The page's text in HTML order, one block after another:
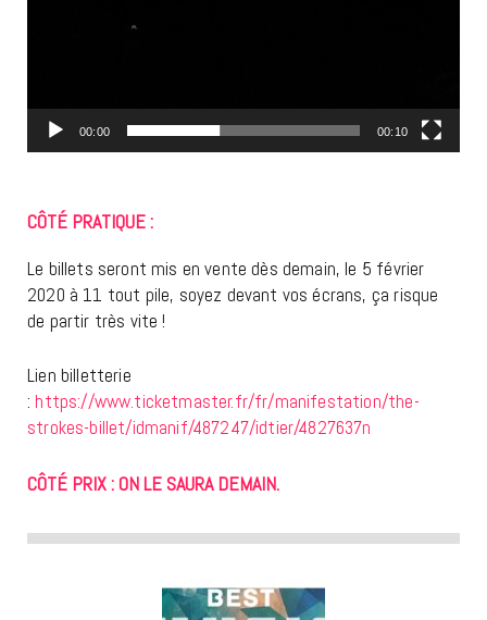
00:00 00:10
CÔTÉ PRATIQUE :
Le billets seront mis en vente dès demain, le 5 février
2020 à 11 tout pile, soyez devant vos écrans, ça risque
de partir très vite !
Lien billetterie
: https://www.ticketmaster.fr/fr/manifestation/the-
strokes-billet/idmanif/487247/idtier/4827637n
CÔTÉ PRIX : ON LE SAURA DEMAIN.